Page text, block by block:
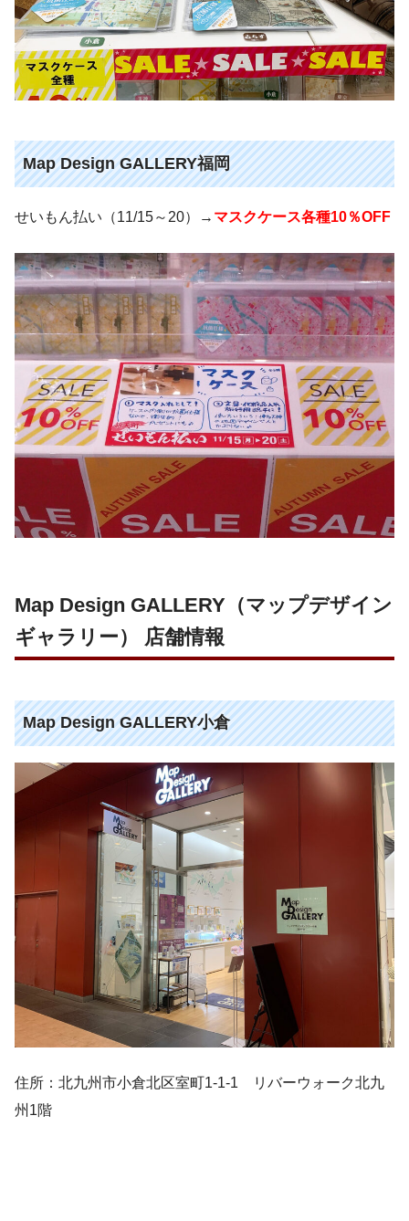
Map Design GALLERY福岡
せいもん払い（11/15～20）→ マスクケース各種10％OFF
Map Design GALLERY（マップデザイン
ギャラリー） 店舗情報
Map Design GALLERY小倉
住所：北九州市小倉北区室町1-1-1 リバーウォーク北九
州1階